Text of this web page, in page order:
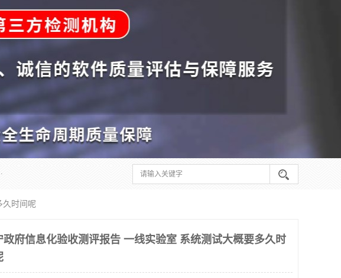
建设质量体系建设；软件着作权、软件评测等服务。
久时间呢
政府信息化验收测评报告 一线实验室 系统测试大概要多久时